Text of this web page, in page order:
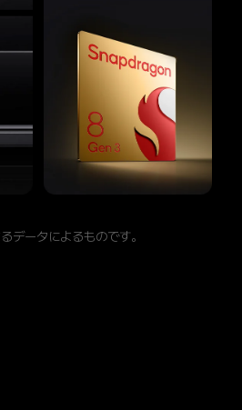
データによるものです。